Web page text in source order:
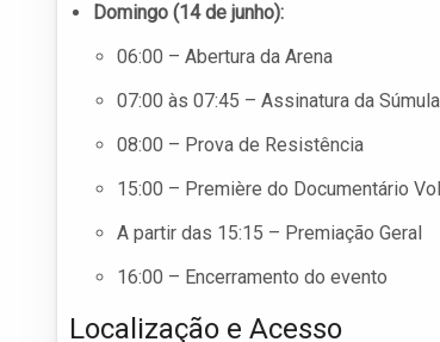
Domingo (14 de junho):
06:00 – Abertura da Arena
07:00 às 07:45 – Assinatura da Súmula
08:00 – Prova de Resistência
15:00 – Première do Documentário
A partir das 15:15 – Premiação Geral
16:00 – Encerramento do evento
Localização e Acesso